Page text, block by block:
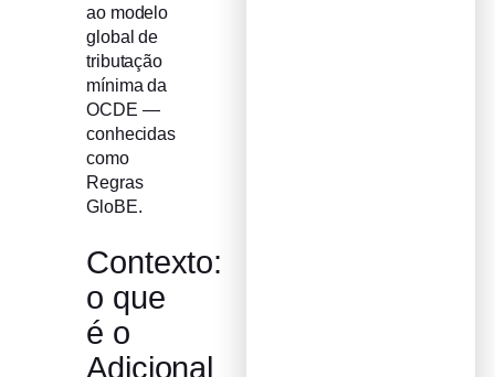
ao modelo
global de
tributação
mínima da
OCDE —
conhecidas
como
Regras
GloBE.
Contexto:
o que
é o
Adicional